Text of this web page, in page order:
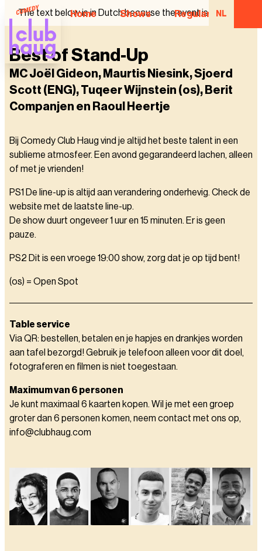
Home Shows Regular NL
The text below is in Dutch because the event is in Dutch.
Best of Stand-Up
MC Joël Gideon, Maurtis Niesink, Sjoerd
Scott (ENG), Tuqeer Wijnstein (os), Berit
Companjen en Raoul Heertje
Bij Comedy Club Haug vind je altijd het beste talent in een
sublieme atmosfeer. Een avond gegarandeerd lachen, alleen
of met je vrienden!
PS1 De line-up is altijd aan verandering onderhevig. Check de
website met de laatste line-up.
De show duurt ongeveer 1 uur en 15 minuten. Er is geen
pauze.
PS2 Dit is een vroege 19:00 show, zorg dat je op tijd bent!
(os) = Open Spot
Table service
Via QR: bestellen, betalen en je hapjes en drankjes worden
aan tafel bezorgd! Gebruik je telefoon alleen voor dit doel,
fotograferen en filmen is niet toegestaan.
Maximum van 6 personen
Je kunt maximaal 6 kaarten kopen. Wil je met een groep
groter dan 6 personen komen, neem contact met ons op,
info@clubhaug.com